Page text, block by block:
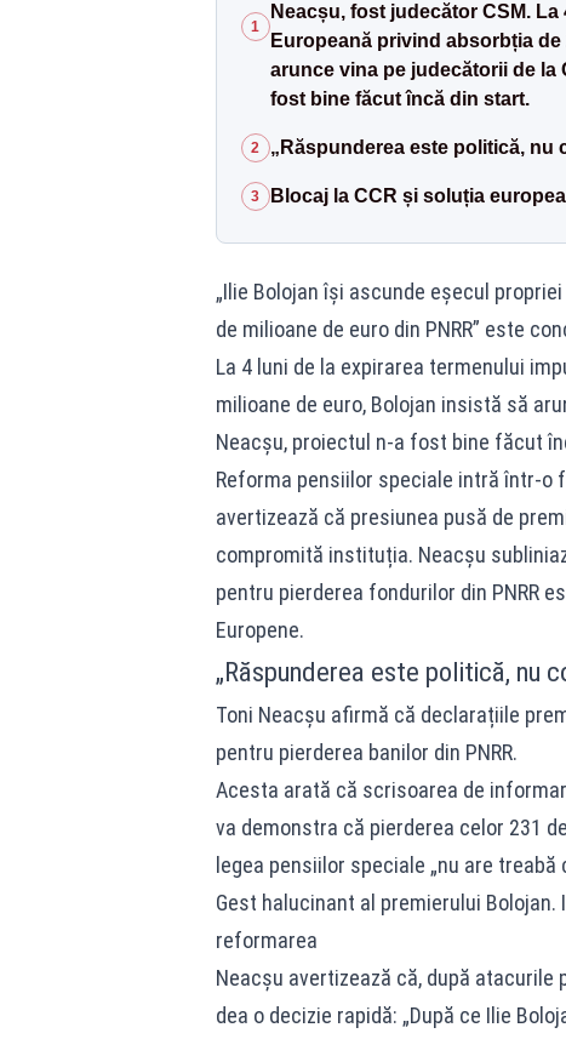
1
Neacșu, fost judecător CSM.
Europeană privind absorbția
arunce vina pe judecătorii de la
fost bine făcut încă din start.
2 „Răspunderea este politică, nu
3 Blocaj la CCR și soluția
„Ilie Bolojan își ascunde eșecul
de milioane de euro din PNRR” este
La 4 luni de la expirarea termenului
milioane de euro, Bolojan insistă să
Neacșu, proiectul n-a fost bine făcut
Reforma pensiilor speciale intră într-o
avertizează că presiunea pusă de
compromită instituția. Neacșu
pentru pierderea fondurilor din PNRR
Europene.
„Răspunderea este politică, nu
Toni Neacșu afirmă că declarațiile
pentru pierderea banilor din PNRR.
Acesta arată că scrisoarea de
va demonstra că pierderea celor 231
legea pensiilor speciale „nu are treabă
Gest halucinant al premierului
reformarea
Neacșu avertizează că, după atacurile
dea o decizie rapidă: „După ce Ilie